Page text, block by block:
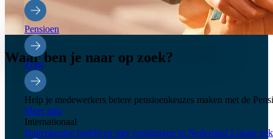
Pensioen
Zorg
Help je medewerkers betere pensioenkeuzes maken met de
Meer info
Internationaal
Buitenlandse bedrijven met vestigingen in Nederland Lokale
Waar ben je naar op zoek?